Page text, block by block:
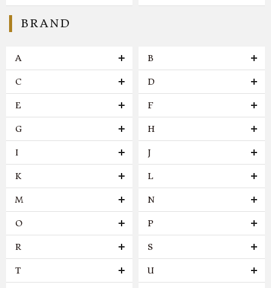
BRAND
A B
C D
E F
G H
I J
K L
M N
O P
R S
T U